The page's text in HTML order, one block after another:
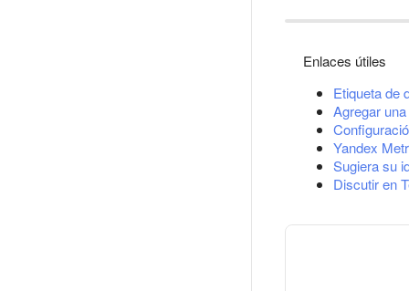
Enlaces útiles
Etiqueta de
Agregar
Yandex
Sugiera su
Discutir en